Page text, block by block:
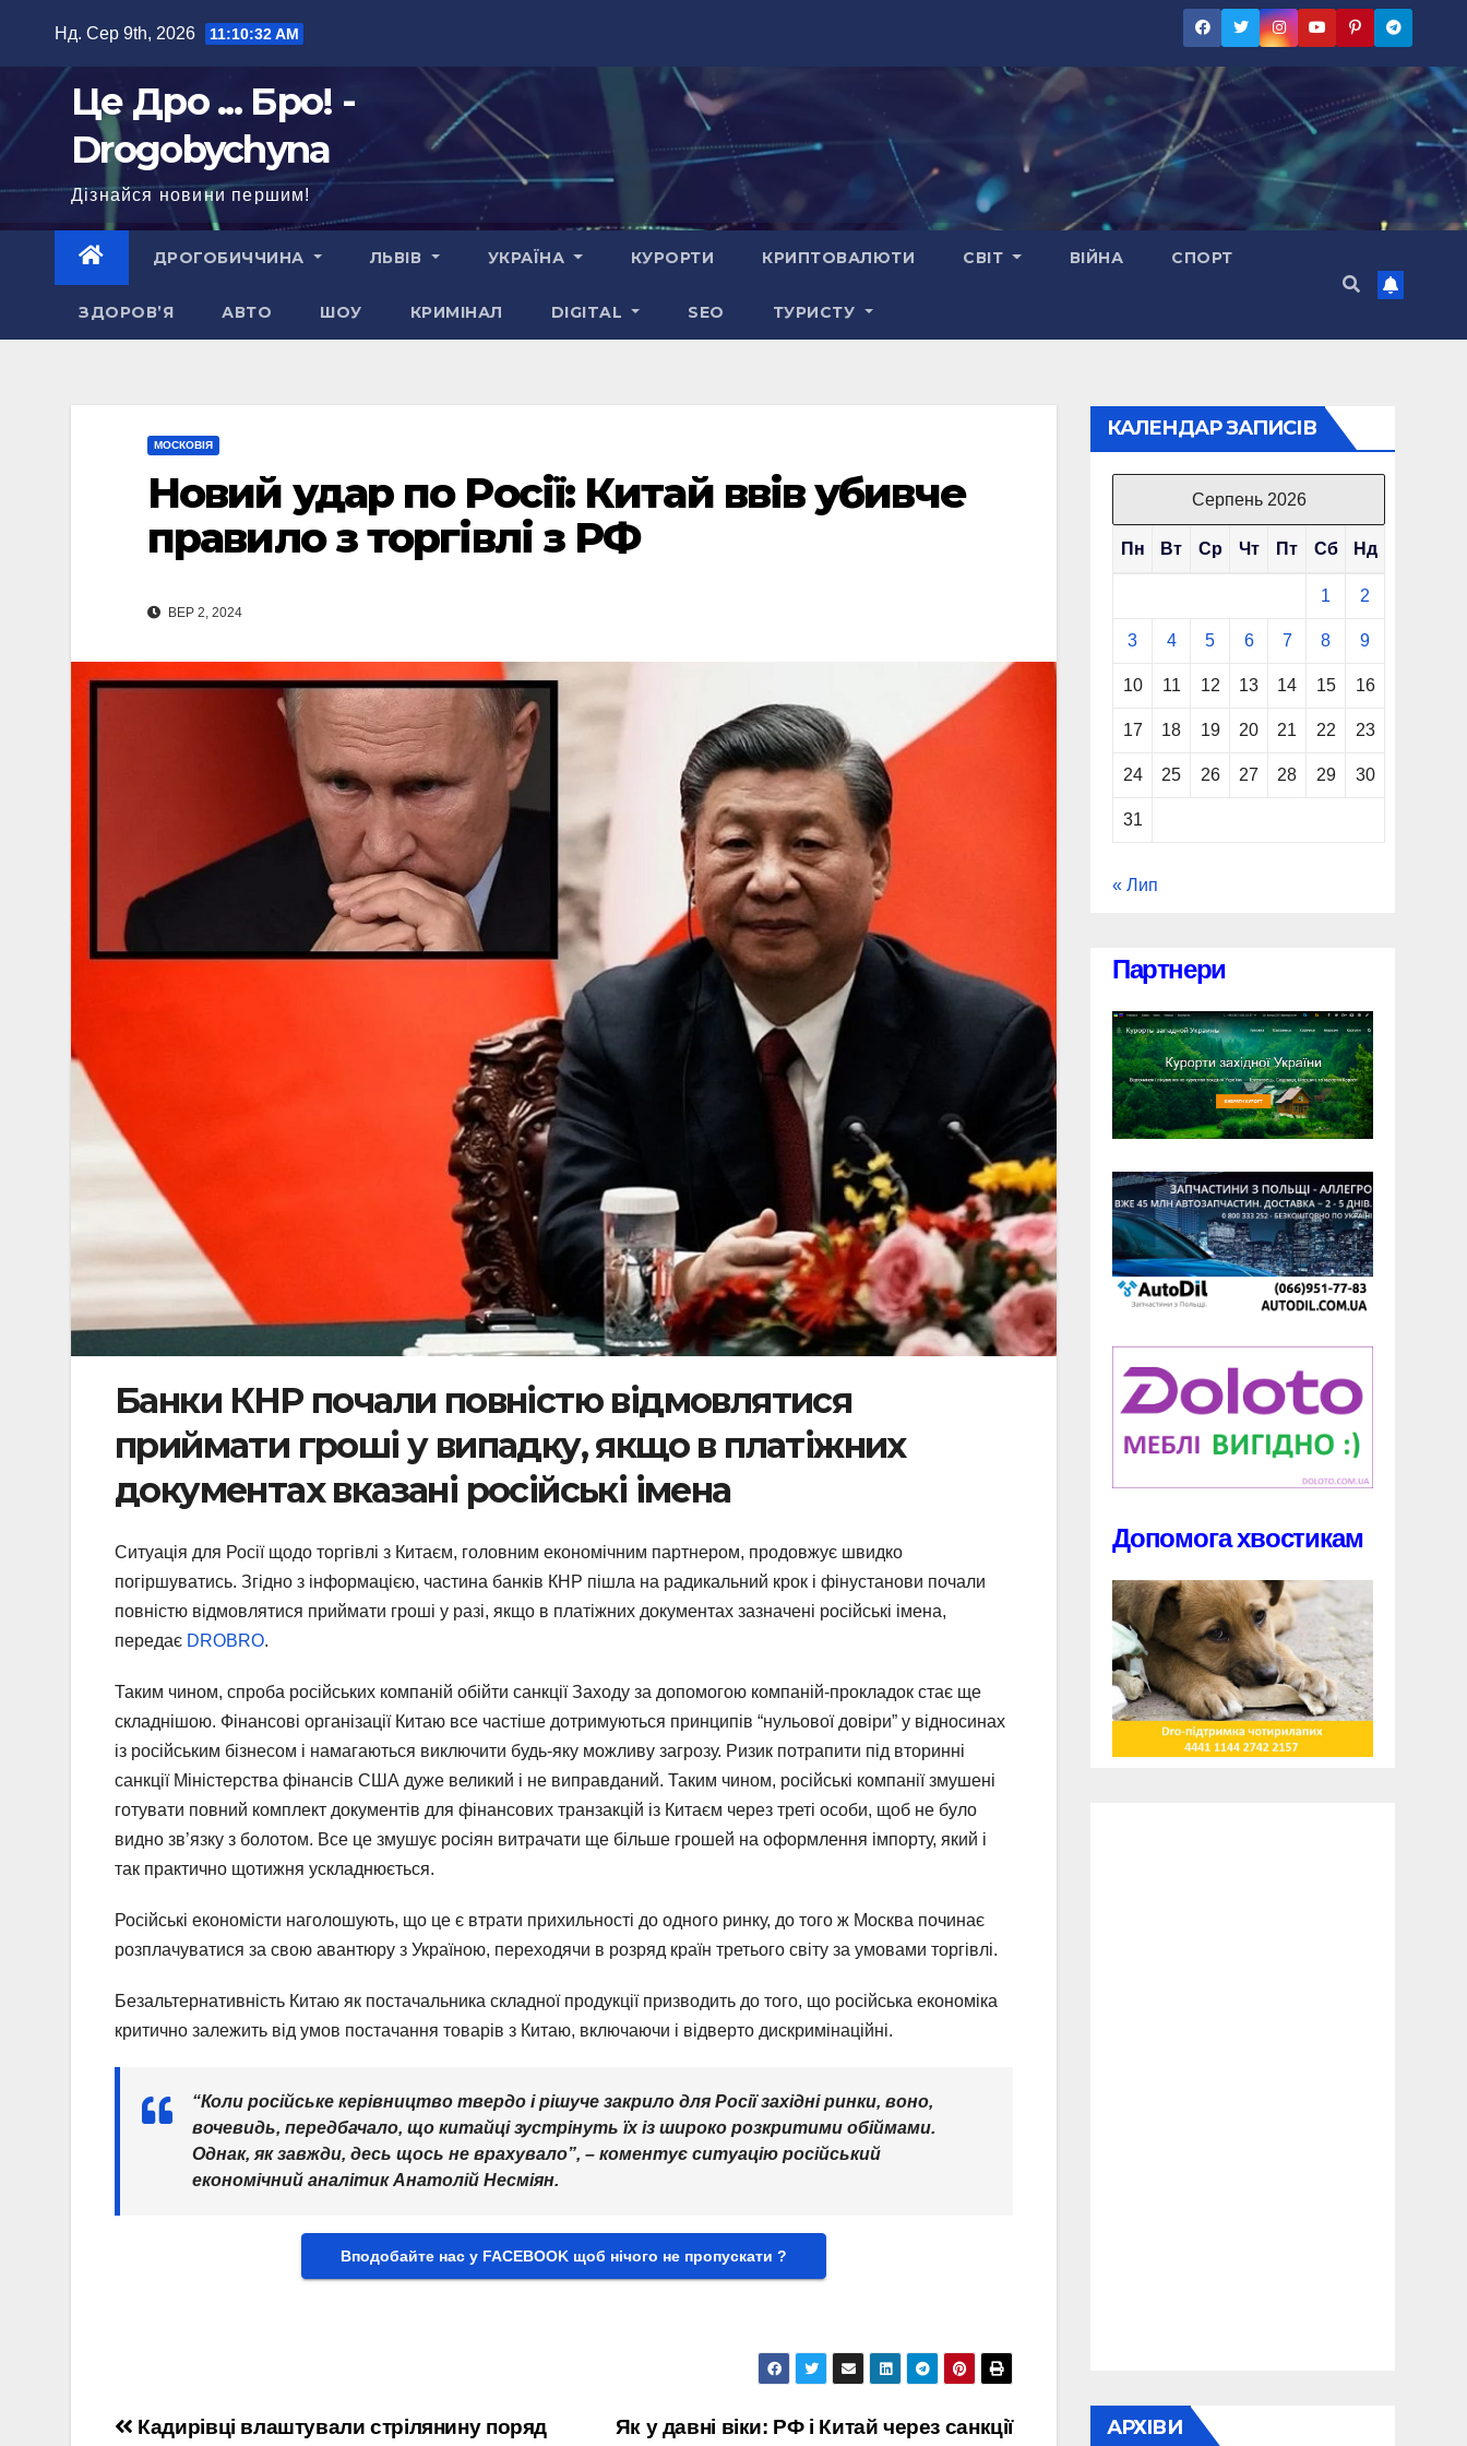
Нд. Сер 9th, 2026 11:10:34 AM
Це Дро ... Бро! -
Drogobychyna
Дізнайся новини першим!
ДРОГОБИЧЧИНА ЛЬВІВ УКРАЇНА КУРОРТИ КРИПТОВАЛЮТИ СВІТ ВІЙНА СПОРТ
ЗДОРОВ’Я АВТО ШОУ КРИМІНАЛ DIGITAL SEO ТУРИСТУ
МОСКОВІЯ
Новий удар по Росії: Китай ввів убивче
правило з торгівлі з РФ
ВЕР 2, 2024
Банки КНР почали повністю відмовлятися
приймати гроші у випадку, якщо в платіжних
документах вказані російські імена
Ситуація для Росії щодо торгівлі з Китаєм, головним економічним партнером, продовжує швидко
погіршуватись. Згідно з інформацією, частина банків КНР пішла на радикальний крок і фінустанови почали
повністю відмовлятися приймати гроші у разі, якщо в платіжних документах зазначені російські імена,
передає DROBRO.
Таким чином, спроба російських компаній обійти санкції Заходу за допомогою компаній-прокладок стає ще
складнішою. Фінансові організації Китаю все частіше дотримуються принципів “нульової довіри” у відносинах
із російським бізнесом і намагаються виключити будь-яку можливу загрозу. Ризик потрапити під вторинні
санкції Міністерства фінансів США дуже великий і не виправданий. Таким чином, російські компанії змушені
готувати повний комплект документів для фінансових транзакцій із Китаєм через треті особи, щоб не було
видно зв’язку з болотом. Все це змушує росіян витрачати ще більше грошей на оформлення імпорту, який і
так практично щотижня ускладнюється.
Російські економісти наголошують, що це є втрати прихильності до одного ринку, до того ж Москва починає
розплачуватися за свою авантюру з Україною, переходячи в розряд країн третього світу за умовами торгівлі.
Безальтернативність Китаю як постачальника складної продукції призводить до того, що російська економіка
критично залежить від умов постачання товарів з Китаю, включаючи і відверто дискримінаційні.
“Коли російське керівництво твердо і рішуче закрило для Росії західні ринки, воно,
вочевидь, передбачало, що китайці зустрінуть їх із широко розкритими обіймами.
Однак, як завжди, десь щось не врахувало”, – коментує ситуацію російський
економічний аналітик Анатолій Несміян.
Вподобайте нас у FACEBOOK щоб нічого не пропускати ?
Навігація
Як у давні віки: РФ і Китай через санкції
Кадирівці влаштували стрілянину поряд
КАЛЕНДАР ЗАПИСІВ
Серпень 2026
Пн Вт Ср Чт Пт Сб Нд
1 2
3 4 5 6 7 8 9
10 11 12 13 14 15 16
17 18 19 20 21 22 23
24 25 26 27 28 29 30
31
« Лип
Партнери
Допомога хвостикам
АРХІВИ